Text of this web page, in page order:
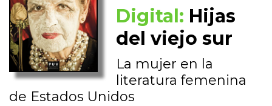
Digital: Hijas
del viejo sur
La mujer en la
literatura femenina
de Estados Unidos